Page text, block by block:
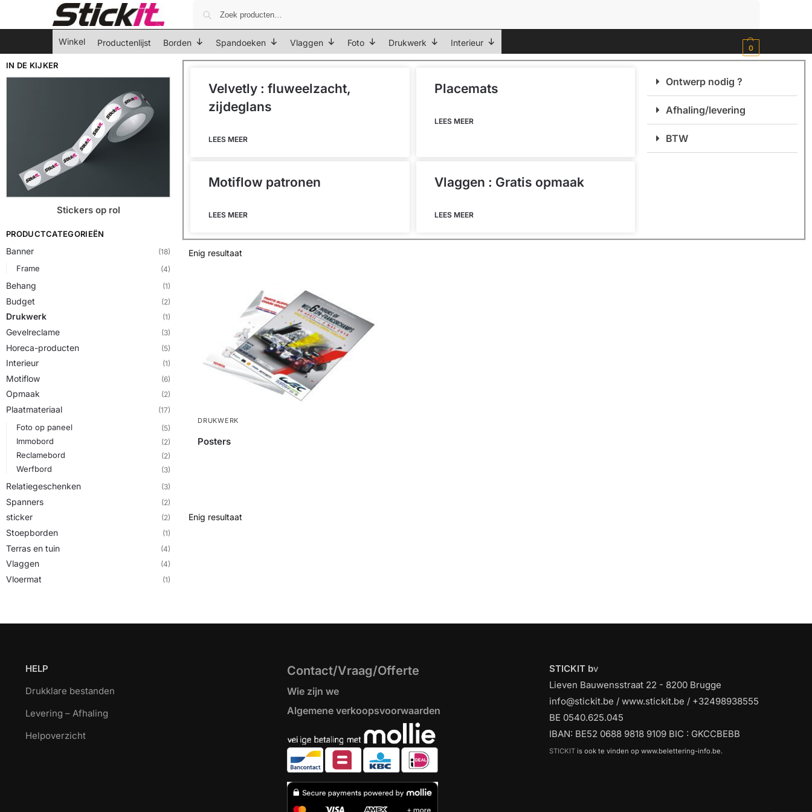
Winkel Productenlijst Borden Spandoeken Vlaggen Foto Drukwerk Interieur
0
IN DE KIJKER
Stickers op rol
PRODUCTCATEGORIEËN
Banner (18)
Frame (4)
Behang (1)
Budget (2)
Drukwerk (1)
Gevelreclame (3)
Horeca-producten (5)
Interieur (1)
Motiflow (6)
Opmaak (2)
Plaatmateriaal (17)
Foto op paneel (5)
Immobord (2)
Reclamebord (2)
Werfbord (3)
Relatiegeschenken (3)
Spanners (2)
sticker (2)
Stoepborden (1)
Terras en tuin (4)
Vlaggen (4)
Vloermat (1)
Velvetly : fluweelzacht,
zijdeglans
LEES MEER
Placemats
LEES MEER
Motiflow patronen
LEES MEER
Vlaggen : Gratis opmaak
LEES MEER
Ontwerp nodig ?
Afhaling/levering
BTW
Enig resultaat
DRUKWERK
Posters
Enig resultaat
HELP
Drukklare bestanden
Levering – Afhaling
Helpoverzicht
Contact/Vraag/Offerte
Wie zijn we
Algemene verkoopsvoorwaarden
STICKIT bv
Lieven Bauwensstraat 22 - 8200 Brugge
info@stickit.be / www.stickit.be / +32498938555
BE 0540.625.045
IBAN: BE52 0688 9818 9109 BIC : GKCCBEBB
STICKITis ook te vinden op www.belettering-info.be.